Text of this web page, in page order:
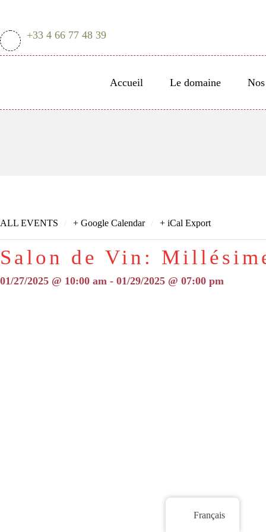
+33 4 66 77 48 39
Accueil Le domaine
ALL EVENTS + Google Calendar + iCal Export
Salon de Vin:
01/27/2025 @ 10:00 am - 01/29/2025 @ 07:00 pm
Français